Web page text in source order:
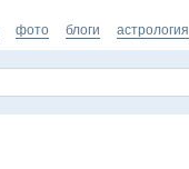
фото блоги астрология